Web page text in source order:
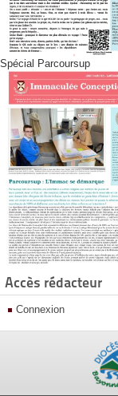
Spécial Parcoursup
Accès rédacteur
Connexion